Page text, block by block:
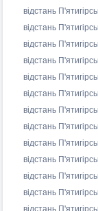
відстань
відстань
відстань
відстань
відстань
відстань
відстань
відстань
відстань
відстань
відстань
відстань
відстань